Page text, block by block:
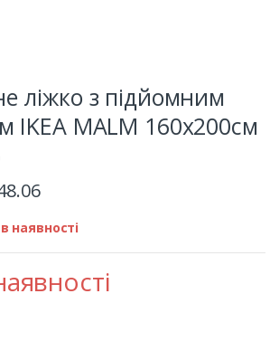
ліжко з підйомним
IKEA MALM 160х200см
наявності